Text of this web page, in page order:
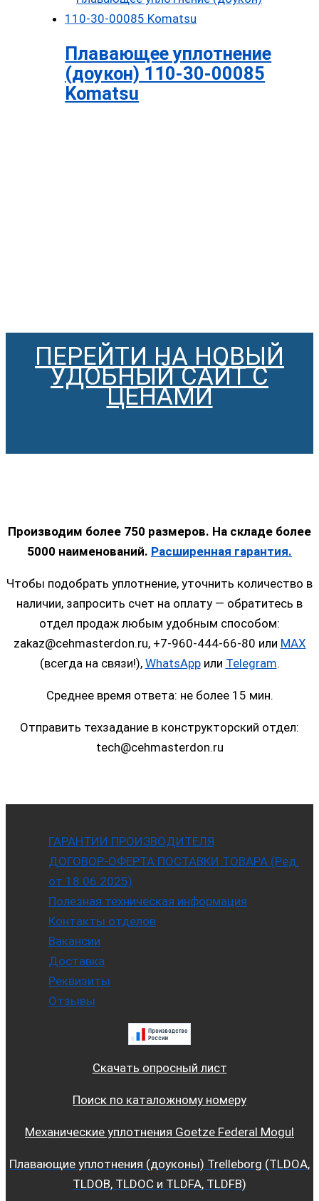
Плавающее уплотнение
(доукон) 110-30-00085
Komatsu
ПЕРЕЙТИ НА НОВЫЙ
УДОБНЫЙ САЙТ С
ЦЕНАМИ
Производим более 750 размеров. На складе более
5000 наименований. Расширенная гарантия.
Чтобы подобрать уплотнение, уточнить количество в
наличии, запросить счет на оплату — обратитесь в
отдел продаж любым удобным способом:
zakaz@cehmasterdon.ru, +7-960-444-66-80 или MAX
(всегда на связи!), WhatsAppили Telegram.
Среднее время ответа: не более 15 мин.
Отправить техзадание в конструкторский отдел:
tech@cehmasterdon.ru
ГАРАНТИИ ПРОИЗВОДИТЕЛЯ
ДОГОВОР-ОФЕРТА ПОСТАВКИ ТОВАРА (Ред.
от 18.06.2025)
Полезная техническая информация
Контакты отделов
Вакансии
Доставка
Реквизиты
Отзывы
Скачать опросный лист
Поиск по каталожному номеру
Механические уплотнения Goetze Federal Mogul
Плавающие уплотнения (доуконы) Trelleborg (TLDOA,
TLDOB, TLDOC и TLDFA, TLDFB)